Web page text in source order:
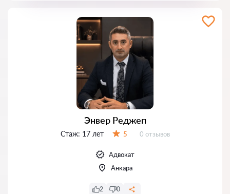
Энвер Реджеп
Стаж: 17 лет 5 Отзывов:
0 отзывов
Адвокат
Анкара
2 0